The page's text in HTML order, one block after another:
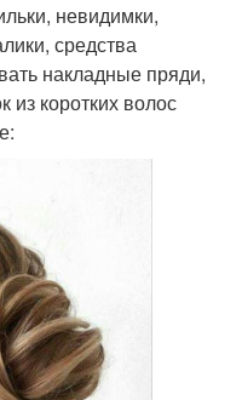
невидимки,
средства
накладные пряди,
коротких волос